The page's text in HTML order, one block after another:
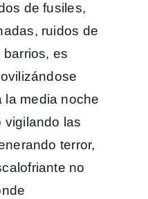
de fusiles,
ruidos de
es
la media noche
vigilando las
terror,
no